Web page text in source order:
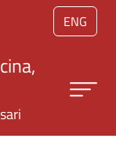
principale
ENG